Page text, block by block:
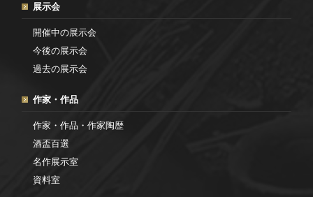
展示会
開催中の展示会
今後の展示会
過去の展示会
作家・作品
作家・作品・作家陶歴
酒盃百選
名作展示室
資料室